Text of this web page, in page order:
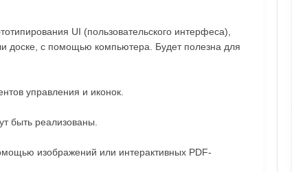
UI (пользовательского интерфеса),
доске, с помощью компьютера. Будет полезна для
управления и иконок.
быть реализованы.
изображений или интерактивных PDF-